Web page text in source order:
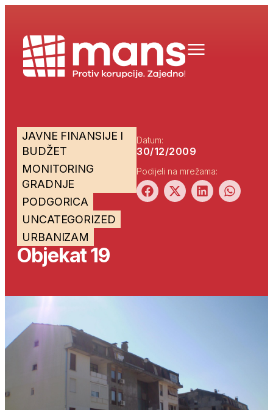
JAVNE FINANSIJE I
BUDŽET
MONITORING
GRADNJE
PODGORICA
UNCATEGORIZED
URBANIZAM
Objekat 19
Datum:
30/12/2009
Podijeli na mrežama: